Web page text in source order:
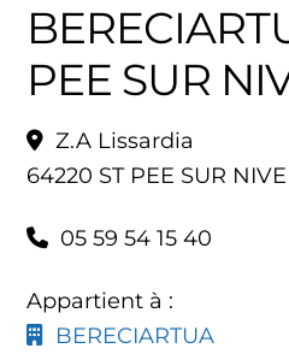
PEE SUR
Z.A Lissardia
64220 ST PEE SUR
05 59 54 15 40
Appartient à :
BERECIARTUA